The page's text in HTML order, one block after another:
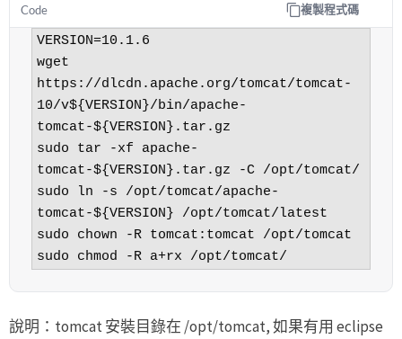
Code 複製程式碼
VERSION=10.1.6
wget
https://dlcdn.apache.org/tomcat/tomcat-
10/v${VERSION}/bin/apache-
tomcat-${VERSION}.tar.gz
sudo tar -xf apache-
tomcat-${VERSION}.tar.gz -C /opt/tomcat/
sudo ln -s /opt/tomcat/apache-
tomcat-${VERSION} /opt/tomcat/latest
sudo chown -R tomcat:tomcat /opt/tomcat
sudo chmod -R a+rx /opt/tomcat/
說明：tomcat 安裝目錄在 /opt/tomcat, 如果有用 eclipse